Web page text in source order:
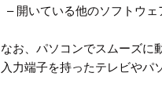
– 開いている他のソフトウェ
なお、パソコンでスムーズに
入力端子を持ったテレビやパ